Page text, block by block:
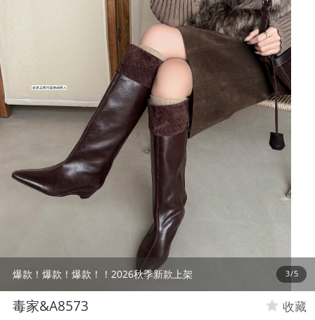
爆款！爆款！爆款！！2026秋季新款上架 4/5
毒家&A8573 收藏